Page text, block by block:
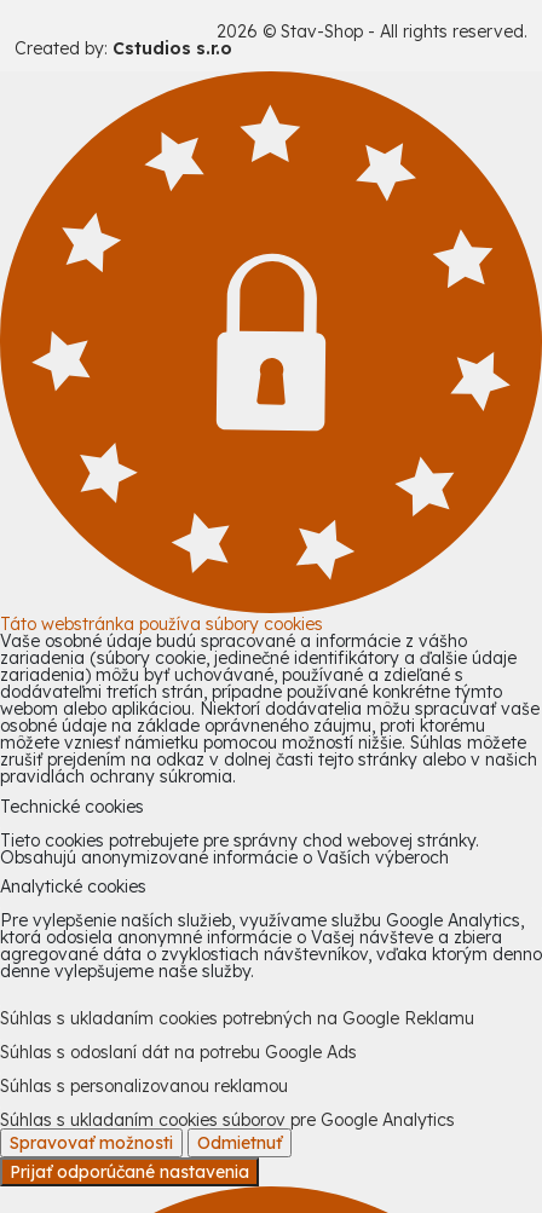
2026 © Stav-Shop - All rights reserved.
Created by: Cstudios s.r.o
Táto webstránka používa súbory cookies
Vaše osobné údaje budú spracované a informácie z vášho
zariadenia (súbory cookie, jedinečné identifikátory a ďalšie údaje
zariadenia) môžu byť uchovávané, používané a zdieľané s
dodávateľmi tretích strán, prípadne používané konkrétne týmto
webom alebo aplikáciou. Niektorí dodávatelia môžu spracúvať vaše
osobné údaje na základe oprávneného záujmu, proti ktorému
môžete vzniesť námietku pomocou možností nižšie. Súhlas môžete
zrušiť prejdením na odkaz v dolnej časti tejto stránky alebo v našich
pravidlách ochrany súkromia.
Technické cookies
Tieto cookies potrebujete pre správny chod webovej stránky.
Obsahujú anonymizované informácie o Vaších výberoch
Analytické cookies
Pre vylepšenie naších služieb, využívame službu Google Analytics,
ktorá odosiela anonymné informácie o Vašej návšteve a zbiera
agregované dáta o zvyklostiach návštevníkov, vďaka ktorým denno
denne vylepšujeme naše služby.
Súhlas s ukladaním cookies potrebných na Google Reklamu
Súhlas s odoslaní dát na potrebu Google Ads
Súhlas s personalizovanou reklamou
Súhlas s ukladaním cookies súborov pre Google Analytics
Spravovať možnosti
Odmietnuť
Prijať odporúčané nastavenia